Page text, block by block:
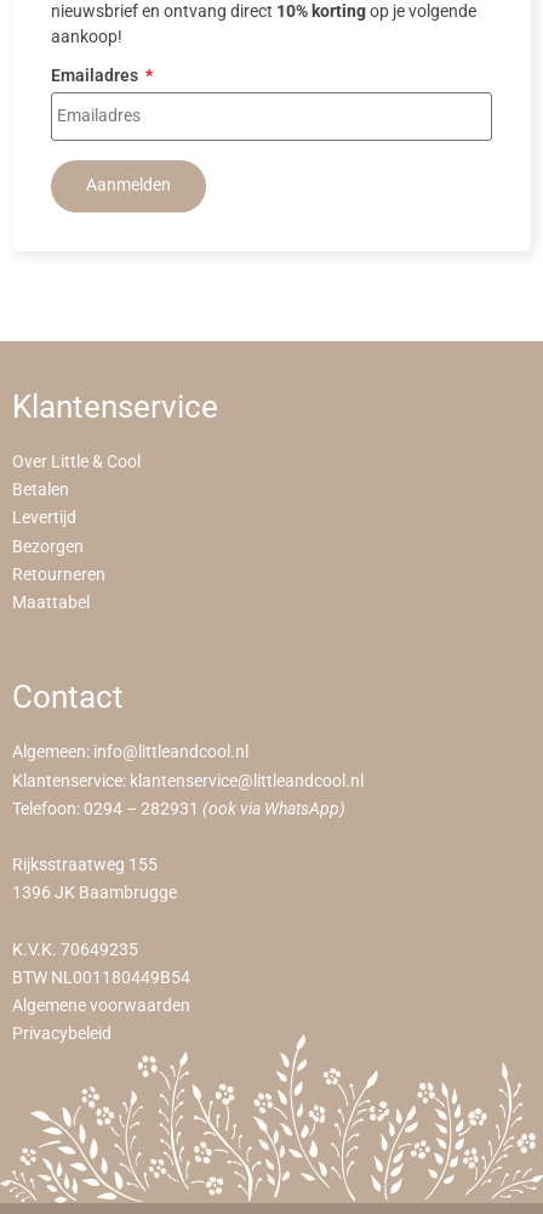
nieuwsbrief en ontvang direct 10% kortingop je volgende
aankoop!
Emailadres
Aanmelden
Klantenservice
Over Little & Cool
Betalen
Levertijd
Bezorgen
Retourneren
Maattabel
Contact
Algemeen: info@littleandcool.nl
Klantenservice: klantenservice@littleandcool.nl
Telefoon: 0294 – 282931 (ook via WhatsApp)
Rijksstraatweg 155
1396 JK Baambrugge
K.V.K. 70649235
BTW NL001180449B54
Algemene voorwaarden
Privacybeleid